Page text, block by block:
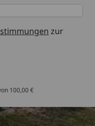
zur
100,00 €